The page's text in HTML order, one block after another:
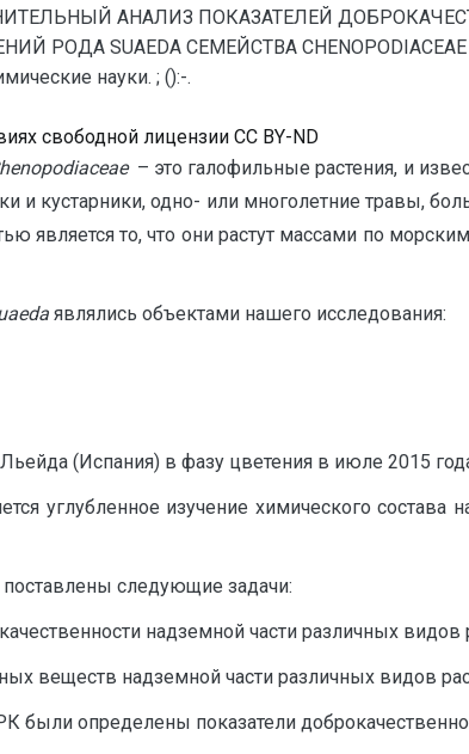
АНАЛИЗ ПОКАЗАТЕЛЕЙ
SUAEDA СЕМЕЙСТВА CHENOPODIACEAE
науки. ; ():-.
свободной лицензии CC BY-ND
– это галофильные растения, и
и кустарники, одно- или многолетние травы,
является то, что они растут массами по
являлись объектами нашего исследования:
(Испания) в фазу цветения в июле 2015
углубленное изучение химического состава
следующие задачи:
надземной части различных видов
веществ надземной части различных видов
определены показатели